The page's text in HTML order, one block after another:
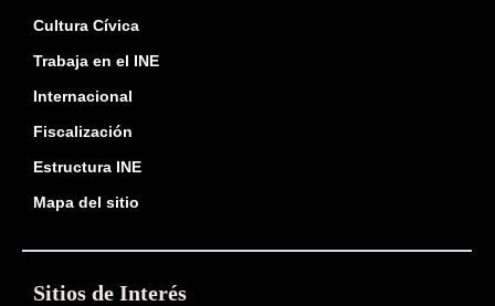
Cultura Cívica
Trabaja en el INE
Internacional
Fiscalización
Estructura INE
Mapa del sitio
Sitios de Interés